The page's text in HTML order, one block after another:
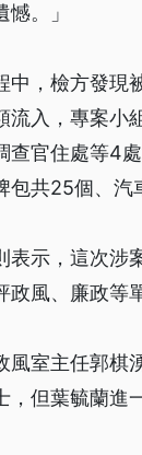
。」
中，檢方發現
流入，專案小
查官住處等4
包共25個、汽
表示，這次涉
政風、廉政等
風室主任郭棋
，但葉毓蘭進